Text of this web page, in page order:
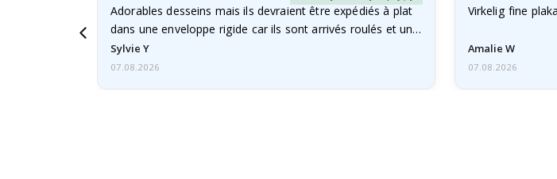
Adorables desseins mais ils devraient être expédiés à plat
dans une enveloppe rigide car ils sont arrivés roulés et un…
Sylvie Y
07.08.2026
Virkelig fine
Amalie W
07.08.2026